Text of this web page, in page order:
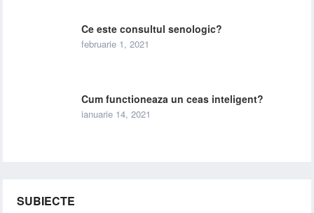
Ce este consultul senologic?
februarie 1, 2021
Cum functioneaza un ceas inteligent?
ianuarie 14, 2021
SUBIECTE